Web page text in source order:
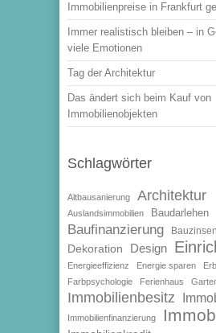
Immobilienpreise in Frankfurt
Immer realistisch bleiben – in
viele Emotionen
Tag der Architektur
Das ändert sich beim Kauf von
Immobilienobjekten
Schlagwörter
Altbausanierung Architektur
Auslandsimmobilien Baudarlehen
Baufinanzierung Bauzinsen
Dekoration Design
Energieeffizienz Energie sparen
Farbpsychologie
Ferienhaus
Immobilienbesitz
Immobilienfinanzierung